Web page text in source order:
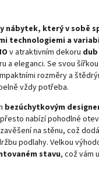
nábytek, který v sobě
technologiemi a
v atraktivním dekoru
a eleganci. Se svou šířkou
rozměry a
vždy potřeba.
bezúchytkovým
nabízí pohodlné
na stěnu, což
podlahy. Velkou
stavu, což vám